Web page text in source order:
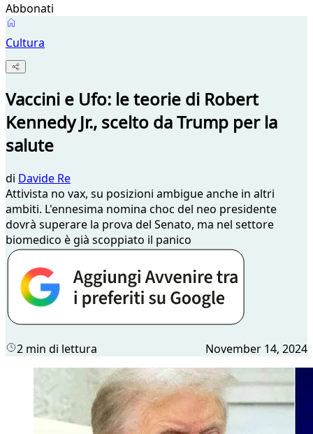
Abbonati
Cultura
Vaccini e Ufo: le teorie di Robert
Kennedy Jr., scelto da Trump per la
salute
di Davide Re
Attivista no vax, su posizioni ambigue anche in altri
ambiti. L'ennesima nomina choc del neo presidente
dovrà superare la prova del Senato, ma nel settore
biomedico è già scoppiato il panico
2 min di lettura November 14, 2024